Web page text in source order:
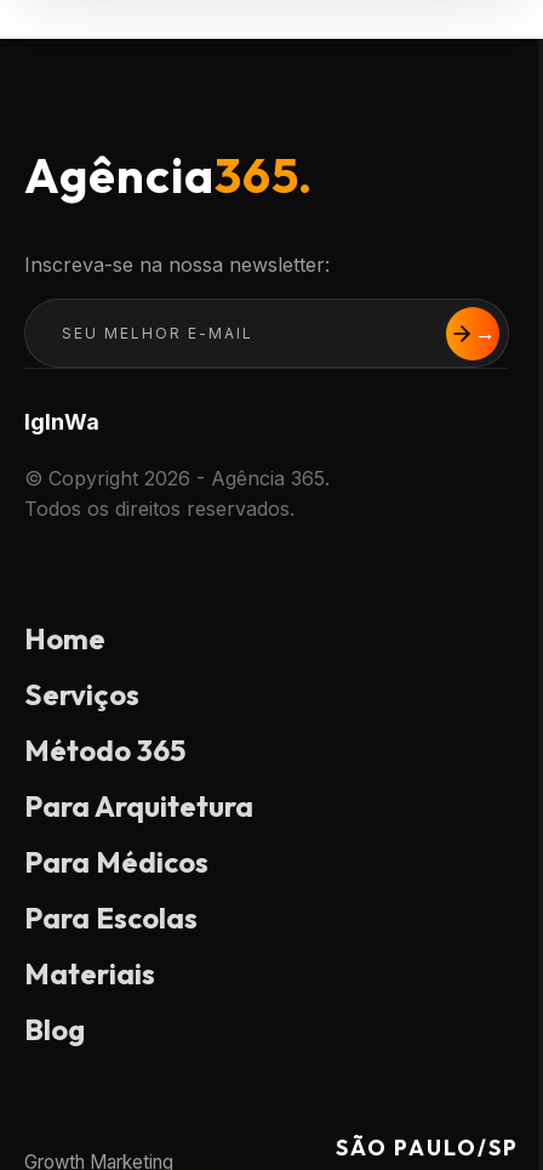
Agência365.
Inscreva-se na nossa newsletter:
IgInWa
© Copyright 2026 - Agência 365.
Todos os direitos reservados.
Home
Serviços
Método 365
Para Arquitetura
Para Médicos
Para Escolas
Materiais
Blog
Growth Marketing
SÃO PAULO/SP